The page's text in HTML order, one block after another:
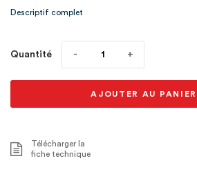
Descriptif complet
Quantité
AJOUTER AU PANIER
Télécharger la
fiche technique